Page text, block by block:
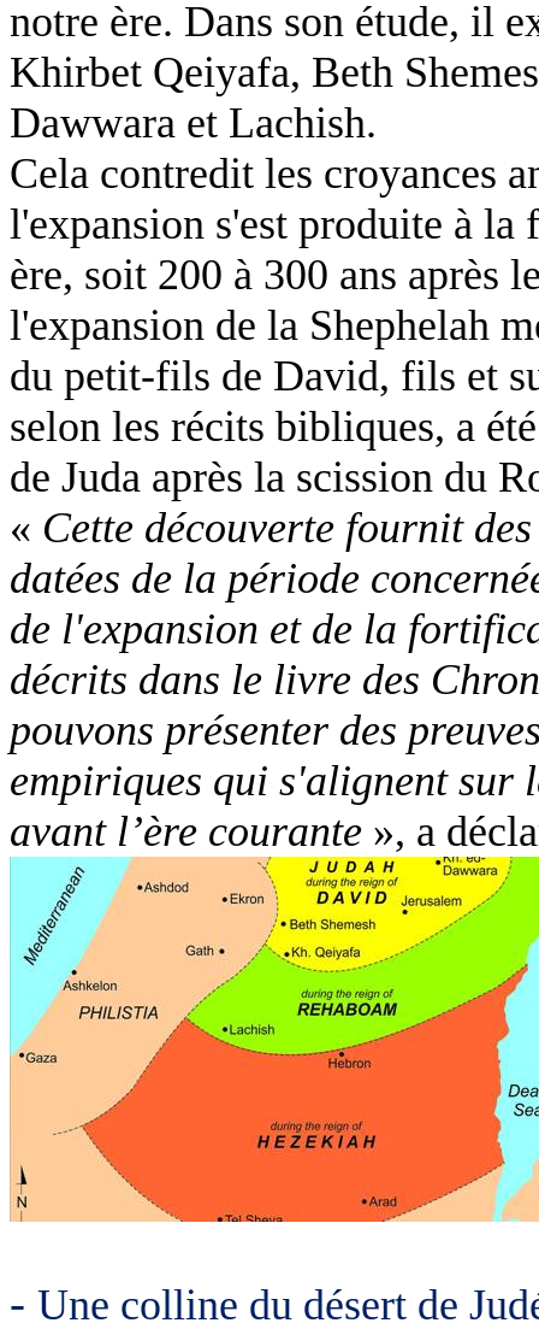
notre ère. Dans son étude, il
Khirbet Qeiyafa, Beth
Dawwara et Lachish.
Cela contredit les croyances
l'expansion s'est produite à la
ère, soit 200 à 300 ans après
l'expansion de la Shephelah
du petit-fils de David, fils et
selon les récits bibliques, a
de Juda après la scission du
« Cette découverte fournit
datées de la période
de l'expansion et de la
décrits dans le livre des
pouvons présenter des
empiriques qui s'alignent sur
avant l’ère courante », a
- Une colline du désert de